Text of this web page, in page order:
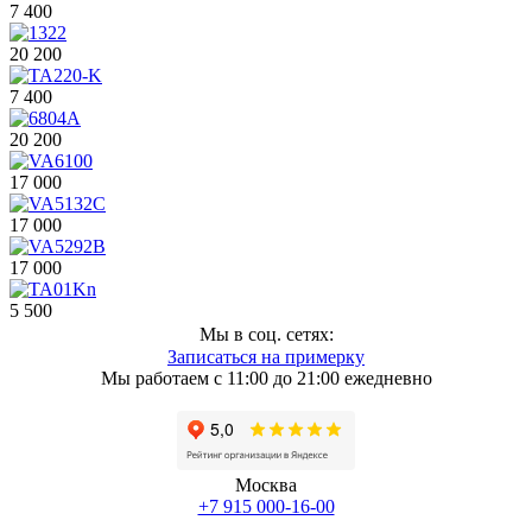
7 400
20 200
7 400
20 200
17 000
17 000
17 000
5 500
Мы в соц. сетях:
Записаться на примерку
Мы работаем с 11:00 до 21:00 ежедневно
Москва
+7 915 000-16-00